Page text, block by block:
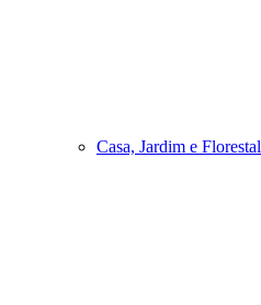
Casa, Jardim e Florestal